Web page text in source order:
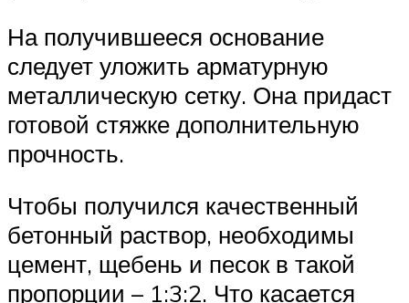
На получившееся основание
следует уложить арматурную
металлическую сетку. Она придаст
готовой стяжке дополнительную
прочность.
Чтобы получился качественный
бетонный раствор, необходимы
цемент, щебень и песок в такой
пропорции – 1:3:2. Что касается